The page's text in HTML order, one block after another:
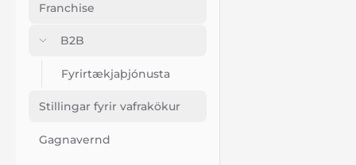
Franchise
B2B
Fyrirtækjaþjónusta
Stillingar fyrir vafrakökur
Gagnavernd